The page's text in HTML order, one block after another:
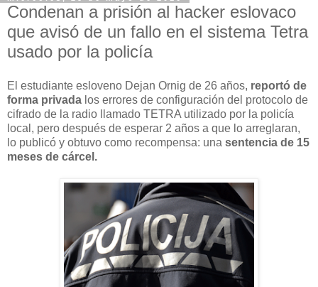
Condenan a prisión al hacker eslovaco
que avisó de un fallo en el sistema Tetra
usado por la policía
El estudiante esloveno Dejan Ornig de 26 años, reportó de
forma privada los errores de configuración del protocolo de
cifrado de la radio llamado TETRA utilizado por la policía
local, pero después de esperar 2 años a que lo arreglaran,
lo publicó y obtuvo como recompensa: una sentencia de 15
meses de cárcel.